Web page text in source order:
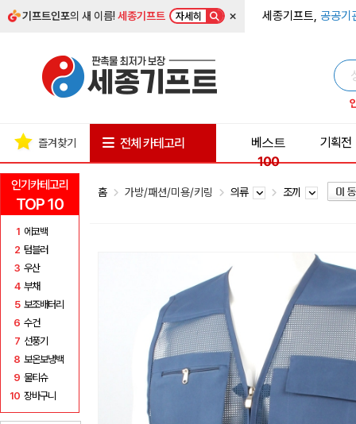
기프트인포의 새 이름!세종기프트 자세히 × 세종기프트, 공공기
인기카테고리
TOP 10
1 에코백
2 텀블러
3 우산
4 부채
5 보조배터리
6 수건
7 선풍기
8 보온보냉백
9 물티슈
10 장바구니
즐겨찾기 전체 카테고리
베스트
100
기획전
홈 가방/패션/미용/키링 의류 조끼